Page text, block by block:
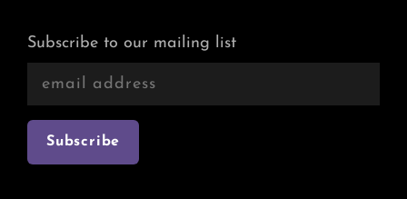
Subscribe to our mailing list